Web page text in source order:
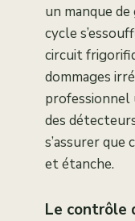
un manque
cycle
circuit
dommages
professionnel
des
s’assurer
et étanche.
Le contrôle